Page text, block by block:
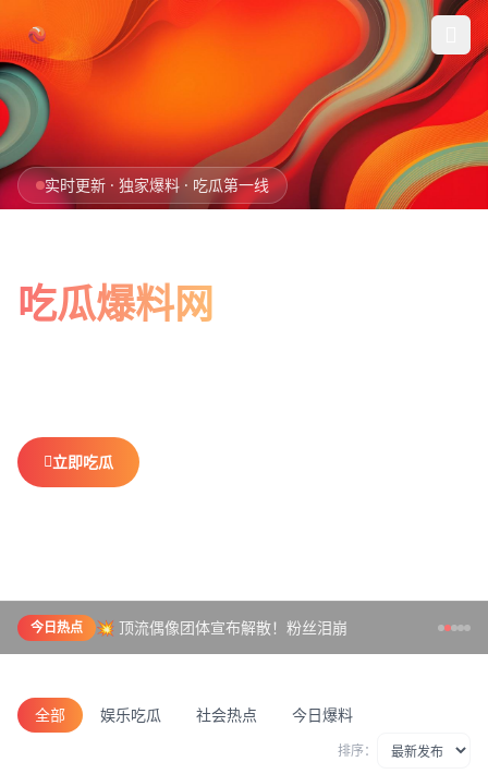
首页
今日爆料
实时更新 · 独家爆料 · 吃瓜第一线
吃瓜爆料网
立即吃瓜
今日热点 💥 顶流偶像团体宣布解散！粉丝泪崩
全部 娱乐吃瓜 社会热点 今日爆料
排序：